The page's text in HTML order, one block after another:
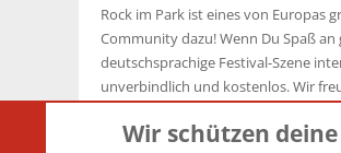
Rock im Park ist eines von Europas
Community dazu! Wenn Du Spaß
deutschsprachige Festival-Szene
unverbindlich und kostenlos. Wir
Wir schützen